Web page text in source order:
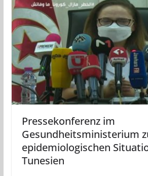
Pressekonferenz im
Gesundheitsministerium
epidemiologischen
Tunesien